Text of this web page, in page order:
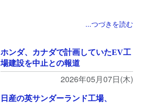
...つづきを読む
ホンダ、カナダで計画していたEV工
場建設を中止との報道
2026年05月07日(木)
日産の英サンダーランド工場、